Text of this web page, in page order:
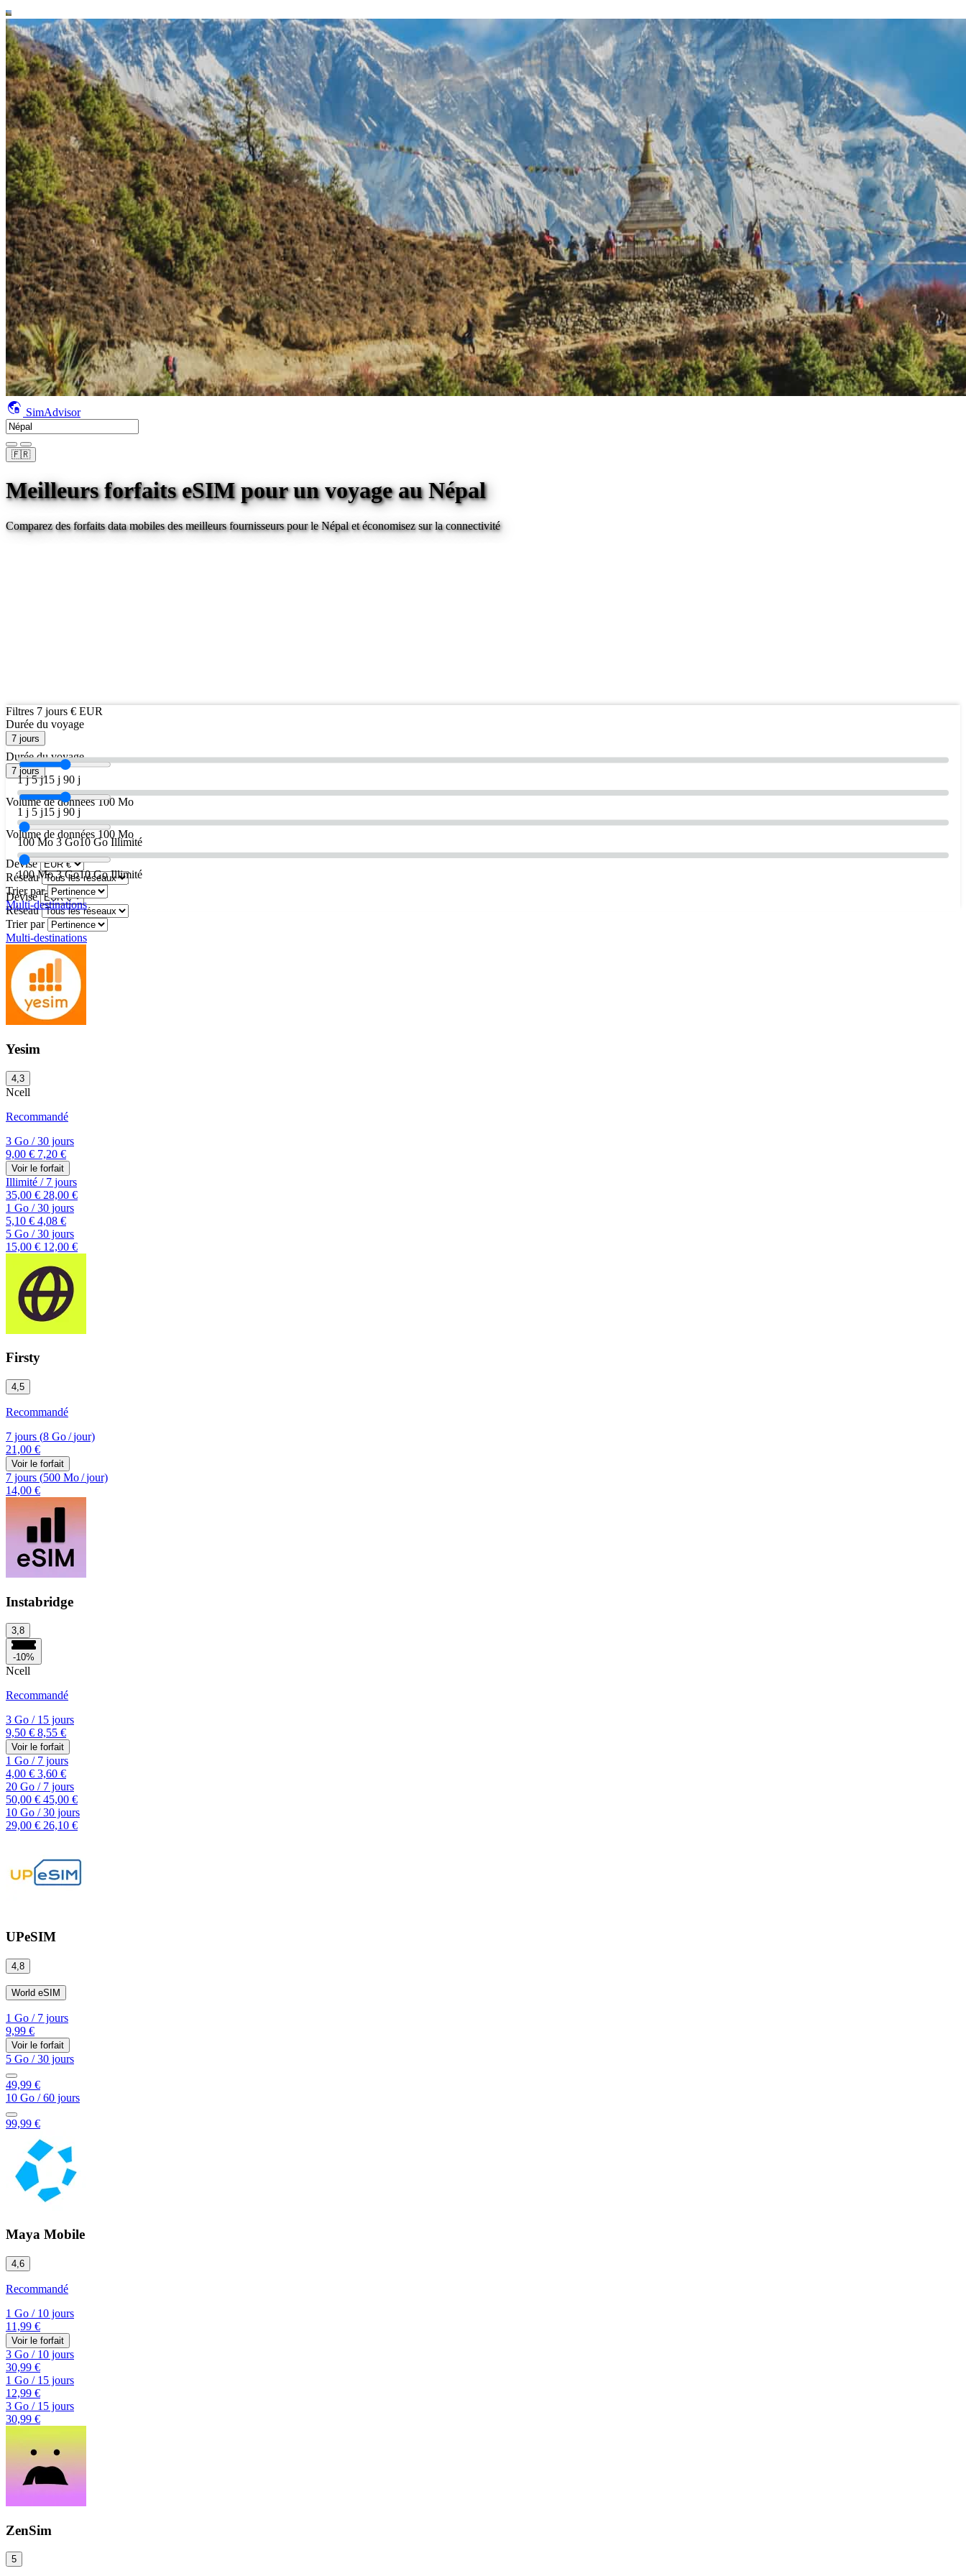
SimAdvisor
🇫🇷
Meilleurs forfaits eSIM pour un voyageau Népal
Comparez des forfaits data mobiles des meilleurs fournisseurs pourle Népalet économisez sur la connectivité
Filtres 7 jours € EUR
Durée du voyage
7 jours
1 j 5 j15 j 90 j
Volume de données 100 Mo
100 Mo 3 Go10 Go Illimité
Devise
Réseau
Trier par
Multi-destinations
Durée du voyage
7 jours
1 j 5 j15 j 90 j
Volume de données 100 Mo
100 Mo 3 Go10 Go Illimité
Devise
Réseau
Trier par
Multi-destinations
Yesim
4,3
Ncell
Recommandé
3 Go /30 jours
9,00 € 7,20 €
Voir le forfait
Illimité /7 jours
35,00 € 28,00 €
1 Go /30 jours
5,10 € 4,08 €
5 Go /30 jours
15,00 € 12,00 €
Firsty
4,5
Recommandé
7 jours (8 Go/jour)
21,00 €
Voir le forfait
7 jours (500 Mo/jour)
14,00 €
Instabridge
3,8
-10%
Ncell
Recommandé
3 Go /15 jours
9,50 € 8,55 €
Voir le forfait
1 Go /7 jours
4,00 € 3,60 €
20 Go /7 jours
50,00 € 45,00 €
10 Go /30 jours
29,00 € 26,10 €
UPeSIM
4,8
World eSIM
1 Go /7 jours
9,99 €
Voir le forfait
5 Go /30 jours
49,99 €
10 Go /60 jours
99,99 €
Maya Mobile
4,6
Recommandé
1 Go /10 jours
11,99 €
Voir le forfait
3 Go /10 jours
30,99 €
1 Go /15 jours
12,99 €
3 Go /15 jours
30,99 €
ZenSim
5